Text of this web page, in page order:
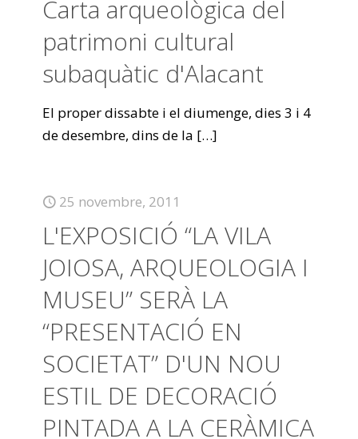
Carta arqueològica del
patrimoni cultural
subaquàtic d'Alacant
El proper dissabte i el diumenge, dies 3 i 4
de desembre, dins de la […]
25 novembre, 2011
L'EXPOSICIÓ “LA VILA
JOIOSA, ARQUEOLOGIA I
MUSEU” SERÀ LA
“PRESENTACIÓ EN
SOCIETAT” D'UN NOU
ESTIL DE DECORACIÓ
PINTADA A LA CERÀMICA